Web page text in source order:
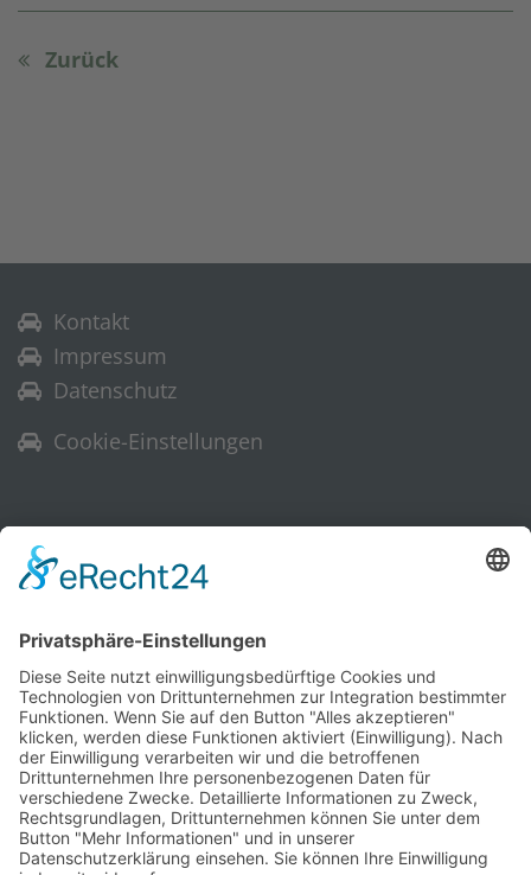
Zurück
Kontakt
Impressum
Datenschutz
Cookie-Einstellungen
Ihr Warenkorb ist leer.
Historische Technik Culitzsch e.V.
Hauptstr. 59 A
08112 Wilkau-Haßlau‎